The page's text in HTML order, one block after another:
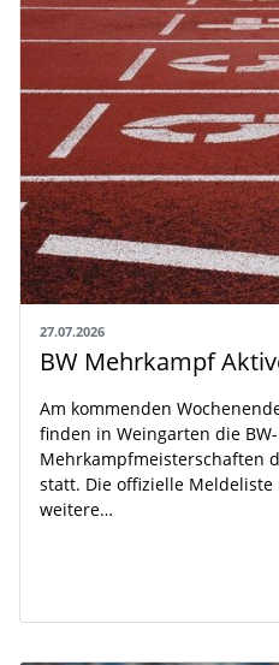
27.07.2026
Am kommenden
finden in Weingarten die BW-
Mehrkampfmeisterschaften
statt. Die offizielle
weitere…